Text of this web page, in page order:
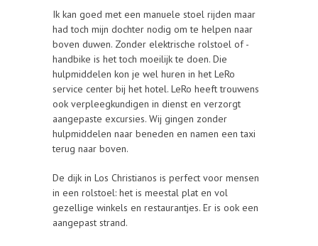
Ik kan goed met een manuele stoel rijden maar
had toch mijn dochter nodig om te helpen naar
boven duwen. Zonder elektrische rolstoel of -
handbike is het toch moeilijk te doen. Die
hulpmiddelen kon je wel huren in het LeRo
service center bij het hotel. LeRo heeft trouwens
ook verpleegkundigen in dienst en verzorgt
aangepaste excursies. Wij gingen zonder
hulpmiddelen naar beneden en namen een taxi
terug naar boven.
De dijk in Los Christianos is perfect voor mensen
in een rolstoel: het is meestal plat en vol
gezellige winkels en restaurantjes. Er is ook een
aangepast strand.